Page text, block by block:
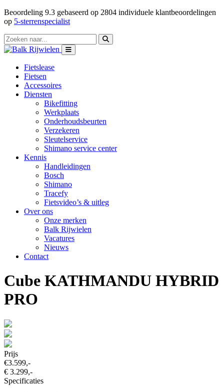
Beoordeling 9.3 gebaseerd op 2804 individuele klantbeoordelingen
op 5-sterrenspecialist
Fietslease
Fietsen
Accessoires
Diensten
Bikefitting
Werkplaats
Onderhoudsbeurten
Verzekeren
Sleutelservice
Shimano service center
Kennis
Handleidingen
Bosch
Shimano
Tracefy
Fietsvideo’s & uitleg
Over ons
Onze merken
Balk Rijwielen
Vacatures
Nieuws
Contact
Cube KATHMANDU HYBRID
PRO
Prijs
€3.599,-
€ 3.299,-
Specificaties